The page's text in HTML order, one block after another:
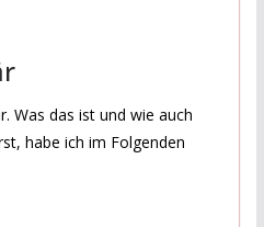
Was das ist und wie auch
habe ich im Folgenden